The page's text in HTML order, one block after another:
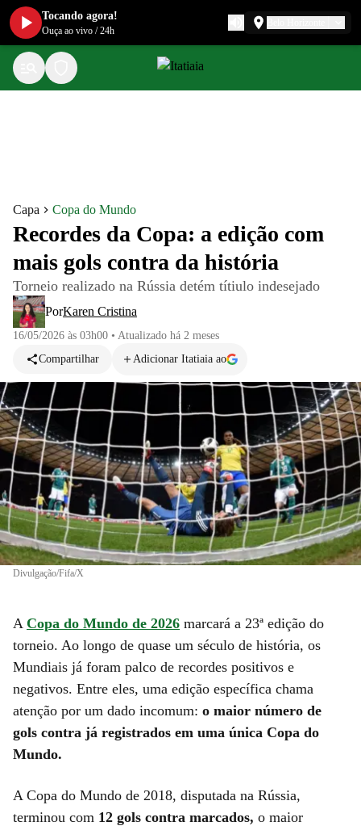
Capa Copa do Mundo
Recordes da Copa: a edição com
mais gols contra da história
Torneio realizado na Rússia detém títiulo indesejado
PorKaren Cristina
16/05/2026 às 03h00 • Atualizado há 2 meses
Compartilhar
Adicionar Itatiaia ao
Divulgação/Fifa/X
A Copa do Mundo de 2026 marcará a 23ª edição do
torneio. Ao longo de quase um século de história, os
Mundiais já foram palco de recordes positivos e
negativos. Entre eles, uma edição específica chama
atenção por um dado incomum: o maior número de
gols contra já registrados em uma única Copa do
Mundo.
A Copa do Mundo de 2018, disputada na Rússia,
terminou com 12 gols contra marcados, o maior
Tocando agora!
Ouça ao vivo /24h